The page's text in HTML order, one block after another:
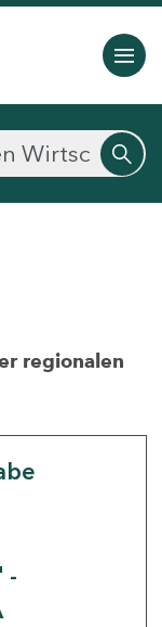
regionalen
-